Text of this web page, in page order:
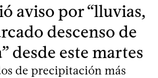
aviso por “lluvias,
descenso de
desde este martes
de precipitación más